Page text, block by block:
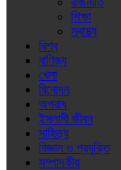
শিক্ষা
স্বাস্থ্য
বিশ্ব
বাণিজ্য
খেলা
বিনোদন
অপরাধ
ইসলামী জীবন
সাহিত্য
বিজ্ঞান ও প্রযুক্তি
সম্পাদকীয়